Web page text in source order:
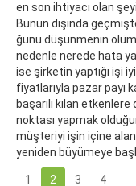
en son ih­ti­ya­cı olan
Bu­nun dışın­da
ğu­nu dü­şün­me­nin
ne­den­le nerede hata
ise şirketin yaptığı işi
fiyatlarıyla pazar payı
başarılı kılan
noktası yapmak
müşteriyi işin içine alan
yeniden büyümeye
1 2 3 4